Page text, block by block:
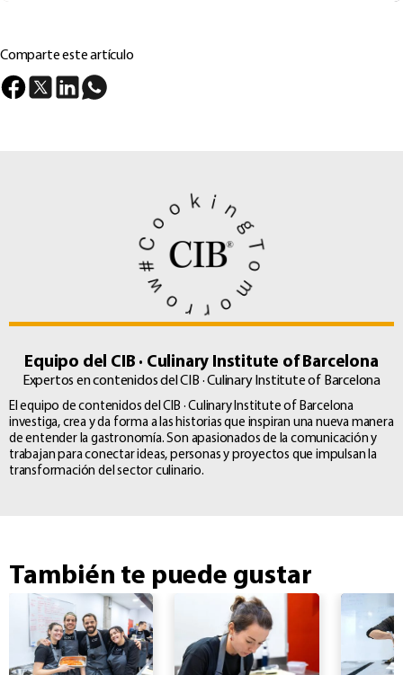
Comparte este artículo
Equipo del CIB · Culinary Institute of Barcelona
Expertos en contenidos del CIB · Culinary Institute of Barcelona
El equipo de contenidos del CIB · Culinary Institute of Barcelona
investiga, crea y da forma a las historias que inspiran una nueva manera
de entender la gastronomía. Son apasionados de la comunicación y
trabajan para conectar ideas, personas y proyectos que impulsan la
transformación del sector culinario.
También te puede gustar